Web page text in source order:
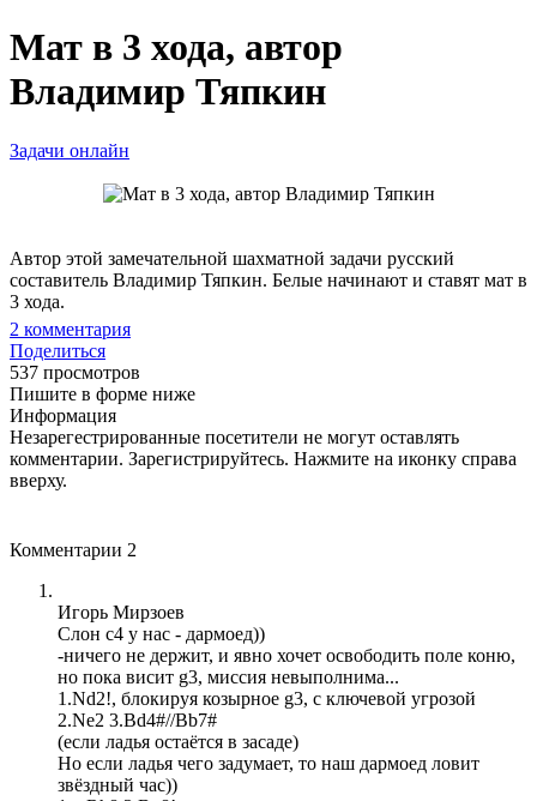
Мат в 3 хода, автор
Владимир Тяпкин
Задачи онлайн
Автор этой замечательной шахматной задачи русский
составитель Владимир Тяпкин. Белые начинают и ставят мат в
3 хода.
2 комментария
Поделиться
537 просмотров
Пишите в форме ниже
Информация
Незарегестрированные посетители не могут оставлять
комментарии. Зарегистрируйтесь. Нажмите на иконку справа
вверху.
Комментарии 2
Игорь Мирзоев
Слон с4 у нас - дармоед))
-ничего не держит, и явно хочет освободить поле коню,
но пока висит g3, миссия невыполнима...
1.Nd2!, блокируя козырное g3, c ключевой угрозой
2.Ne2 3.Bd4#//Bb7#
(если ладья остаётся в засаде)
Но если ладья чего задумает, то наш дармоед ловит
звёздный час))